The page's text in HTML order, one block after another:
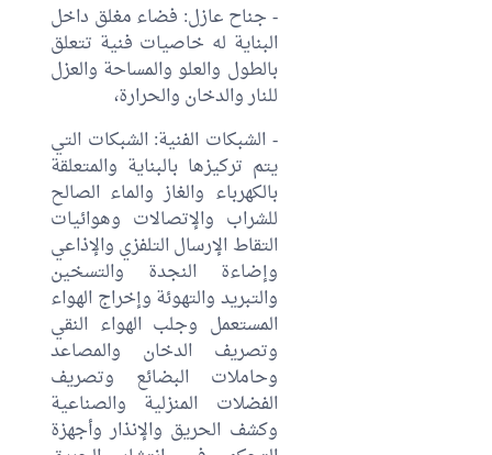
- جناح عازل: فضاء مغلق داخل
البناية له خاصيات فنية تتعلق
بالطول والعلو والمساحة والعزل
للنار والدخان والحرارة،
- الشبكات الفنية: الشبكات التي
يتم تركيزها بالبناية والمتعلقة
بالكهرباء والغاز والماء الصالح
للشراب والإتصالات وهوائيات
التقاط الإرسال التلفزي والإذاعي
وإضاءة النجدة والتسخين
والتبريد والتهوئة وإخراج الهواء
المستعمل وجلب الهواء النقي
وتصريف الدخان والمصاعد
وحاملات البضائع وتصريف
الفضلات المنزلية والصناعية
وكشف الحريق والإنذار وأجهزة